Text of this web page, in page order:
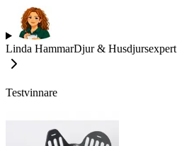
Linda HammarDjur & Husdjursexpert
Testvinnare